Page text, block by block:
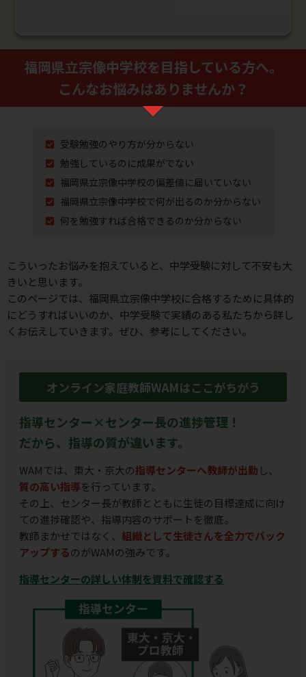
福岡県立宗像中学校を⽬指している⽅へ。
こんなお悩みはありませんか？
受験勉強のやり⽅が分からない
勉強しているのに成果がでない
福岡県立宗像中学校の偏差値に届いていない
福岡県立宗像中学校で何が出るのか分からない
何を勉強すれば合格できるのか分からない
こういったお悩みを抱えていると、中学受験に対して不安も⼤
きいと思います。
このページでは、福岡県立宗像中学校に合格するために具体的
にどうすればいいのか、 中学受験で実績のある私たちから詳し
くお伝えしていきます。ぜひ、参考にしてください。
オンライン家庭教師WAMはここがちがう
指導センター×センター長の進捗管理！
だから、指導の質が違います。
WAMでは、東大・京大の指導センターへ教師が出勤 し、
質の高い指導を行っています。
その上、センター長が教師とともに生徒の目標達成に向け
ての進捗確認や、指導内容のサポートを徹底。
教師まかせではなく、 組織として生徒さんを全力でバック
アップするのがWAMの強みです。
指導センターの詳しい体制を資料で確認する